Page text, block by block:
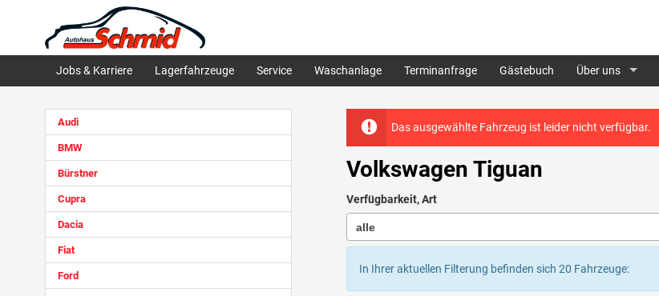
Jobs & Karriere Lagerfahrzeuge Service Waschanlage Terminanfrage Gästebuch Über uns
Das ausgewählte Fahrzeug ist leider nicht verfügbar.
Volkswagen Tiguan
Verfügbarkeit, Art
In Ihrer aktuellen Filterung befinden sich 20 Fahrzeuge:
Audi
BMW
Bürstner
Cupra
Dacia
Fiat
Ford